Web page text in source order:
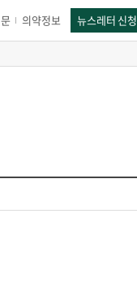
의약정보 뉴스레터 신청